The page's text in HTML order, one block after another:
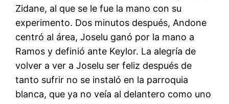
Zidane, al que se le fue la mano con su
experimento. Dos minutos después, Andone
centró al área, Joselu ganó por la mano a
Ramos y definió ante Keylor. La alegría de
volver a ver a Joselu ser feliz después de
tanto sufrir no se instaló en la parroquia
blanca, que ya no veía al delantero como uno